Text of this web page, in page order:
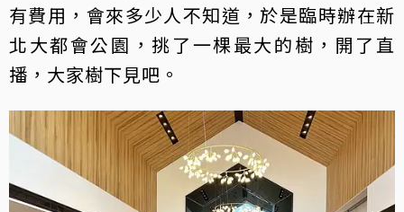
有費用，會來多少人不知道，於是臨時辦在新
北大都會公園，挑了一棵最大的樹，開了直
播，大家樹下見吧。